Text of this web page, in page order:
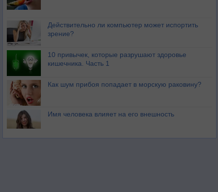
Действительно ли компьютер может испортить
зрение?
10 привычек, которые разрушают здоровье
кишечника. Часть 1
Как шум прибоя попадает в морскую раковину?
Имя человека влияет на его внешность